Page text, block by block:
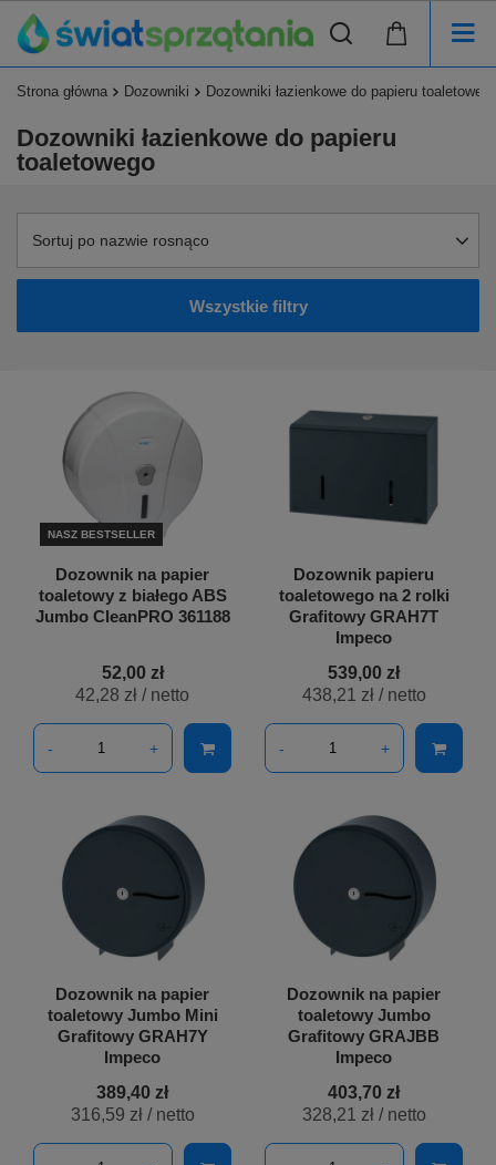
Strona główna Dozowniki Dozowniki łazienkowe do papieru
Dozowniki łazienkowe do papieru
toaletowego
Sortuj po nazwie rosnąco
Wszystkie filtry
NASZ BESTSELLER
Dozownik na papier
toaletowy z białego ABS
Jumbo CleanPRO 361188
52,00 zł
42,28 zł / netto
- +
Dozownik papieru
toaletowego na 2 rolki
Grafitowy GRAH7T
Impeco
539,00 zł
438,21 zł/ netto
- +
Dozownik na papier
toaletowy Jumbo Mini
Grafitowy GRAH7Y
Impeco
389,40 zł
316,59 zł/ netto
Dozownik na papier
toaletowy Jumbo
Grafitowy GRAJBB
Impeco
403,70 zł
328,21 zł/ netto